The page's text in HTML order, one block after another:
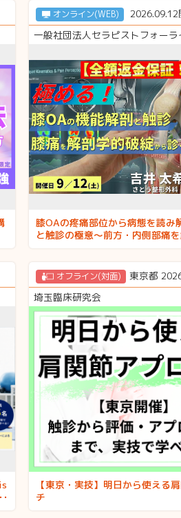
オンライン(WEB)
2026.09.12
一般社団法人セラピストフォーラ
膝OAの疼痛部位から病態を読み
と触診の極意〜前方・内側部痛
から評価する〜 講師：吉井太
オフライン(対面)
東京都
埼玉臨床研究会
【東京・実技】明日から使える
チ